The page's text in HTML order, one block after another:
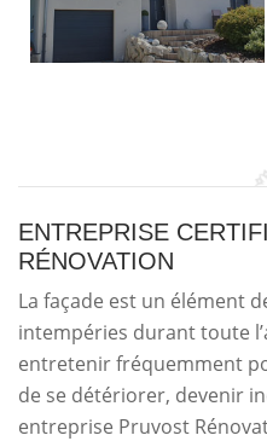
ENTREPRISE
RÉNOVATION
La façade est un élément
intempéries durant toute
entretenir fréquemment
de se détériorer, devenir
entreprise Pruvost